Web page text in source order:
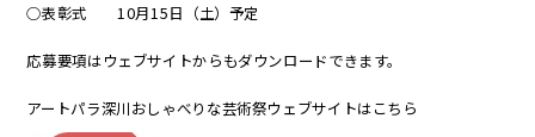
○表彰式 10月15日（土）予定
応募要項はウェブサイトからもダウンロードできます。
アートパラ深川おしゃべりな芸術祭ウェブサイトはこちら